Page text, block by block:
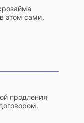
этом сами.
продления